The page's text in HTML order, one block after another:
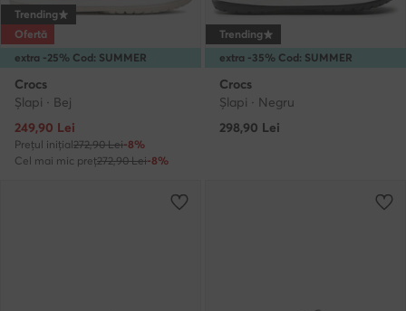
extra -25% Cod: SUMMER
Trending
Ofertă
Crocs
Şlapi · Bej
Prețul actual
249,90 Lei
Prețul inițial272,90 Lei-8%
Cel mai mic preț272,90 Lei-8%
extra -35% Cod: SUMMER
Trending
Crocs
Şlapi · Negru
298,90 Lei